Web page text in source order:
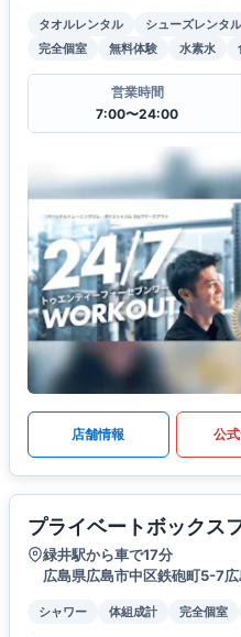
タオルレンタル シューズレンタル
完全個室
無料体験 水素水
営業時間
7:00〜24:00
店舗情報 公
プライベートボックス
緑井駅から車で17分
広島県広島市中区鉄砲町5-7
シャワー 体組成計 完全個室